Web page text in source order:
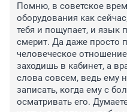
Помню, в советское
оборудования как
тебя и пощупает, и язык
смерит. Да даже просто
человеческое
заходишь в кабинет, а
слова совсем, ведь ему
записать, когда ему с
осматривать его.